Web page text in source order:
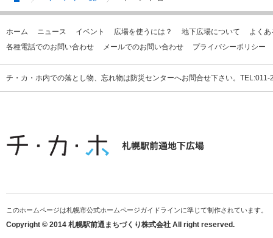
ホーム ニュース イベント 広場を使うには？ 地下広場について
よく
各種電話でのお問い合わせ
メールでのお問い合わせ プライバシーポリシー
チ・カ・ホ内での落とし物、忘れ物は防災センターへお問合せ下さい。
このホームページは札幌市公式ホームページガイドラインに準じて制作されています。
Copyright © 2014 札幌駅前通まちづくり株式会社 All right reserved.